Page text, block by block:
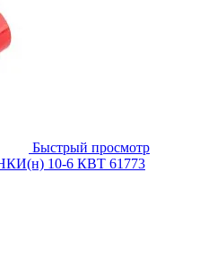
Быстрый просмотр
10-6 КВТ 61773